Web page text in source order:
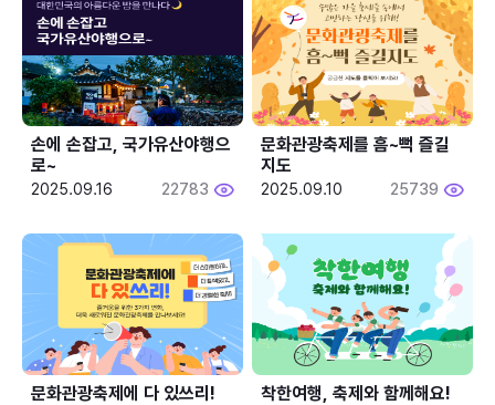
손에 손잡고, 국가유산야행으
로~
2025.09.16 22783
문화관광축제를 흠~뻑 즐길
지도
2025.09.10 25739
문화관광축제에 다 있쓰리! 착한여행, 축제와 함께해요!